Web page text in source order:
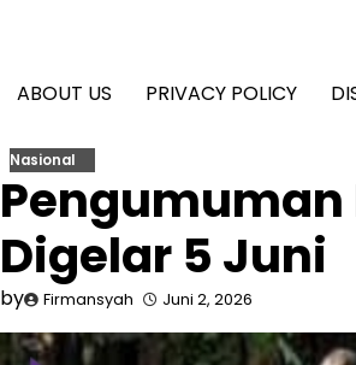
ABOUT US PRIVACY POLICY
Nasional
Pengumuman
Digelar 5 Juni
by Firmansyah Juni 2, 2026